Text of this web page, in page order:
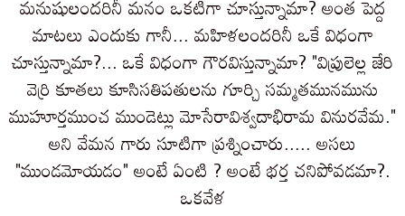
మాటలు ఎందుకు గానీ... మహిళలందరినీ ఒకే విధంగా
చూస్తున్నామా?... ఒకే విధంగా గౌరవిస్తున్నామా? "విప్రులెల్ల జేరి
వెర్రి కూతలు కూసిసతిపతులను గూర్చి సమ్మతమునమును
ముహూర్తముంచ ముండెట్లు మోసేరావిశ్వదాభిరామ వినురవేమ."
అని వేమన గారు సూటిగా ప్రశ్నించారు..... అసలు
"ముండమోయడం" అంటే ఏంటి ? అంటే భర్త చనిపోవడమా?.
ఒకవేళ